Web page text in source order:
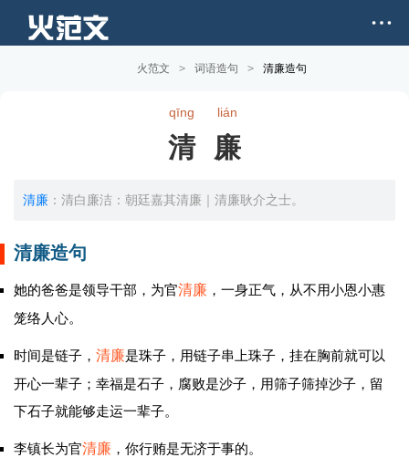
火范文 > 词语造句 > 清廉造句
qīng lián
清廉
清廉 ：清白廉洁：朝廷嘉其清廉｜清廉耿介之士。
清廉造句
她的爸爸是领导干部，为官清廉 ，一身正气，从不用小恩小惠
笼络人心。
时间是链子， 清廉是珠子，用链子串上珠子，挂在胸前就可以
开心一辈子；幸福是石子，腐败是沙子，用筛子筛掉沙子，留
下石子就能够走运一辈子。
李镇长为官清廉 ，你行贿是无济于事的。